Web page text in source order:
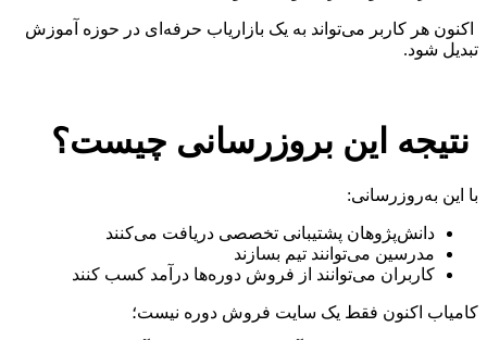
اکنون هر کاربر می‌تواند به یک بازاریاب حرفه‌ای در حوزه آموزش
تبدیل شود.
نتیجه این بروزرسانی چیست؟
با این به‌روزرسانی:
دانش‌پژوهان پشتیبانی تخصصی دریافت می‌کنند
مدرسین می‌توانند تیم بسازند
کاربران می‌توانند از فروش دوره‌ها درآمد کسب کنند
کامیاب اکنون فقط یک سایت فروش دوره نیست؛